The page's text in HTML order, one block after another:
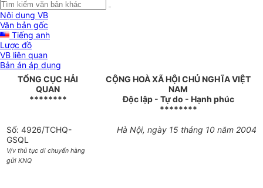
Nội dung VB
Văn bản gốc
Tiếng anh
Lược đồ
VB liên quan
Bản án áp dụng
TỔNG CỤC HẢI
QUAN
********
CỘNG HOÀ XÃ HỘI CHỦ NGHĨA VIỆT
NAM
Độc lập - Tự do - Hạnh phúc
********
Số: 4926/TCHQ-
GSQL
V/v thủ tục di chuyển hàng
gửi KNQ
Hà Nội, ngày 15 tháng 10 năm 2004